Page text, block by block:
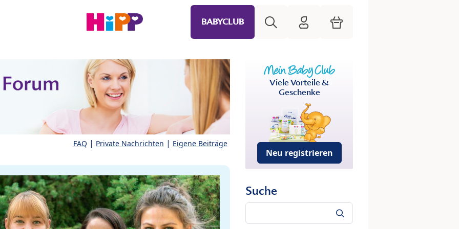
BABYCLUB HiPP Mein Babyclub
Warenkorb
FAQ | Private Nachrichten | Eigene Beiträge
Viele Vorteile &
Geschenke
Neu registrieren
Suche